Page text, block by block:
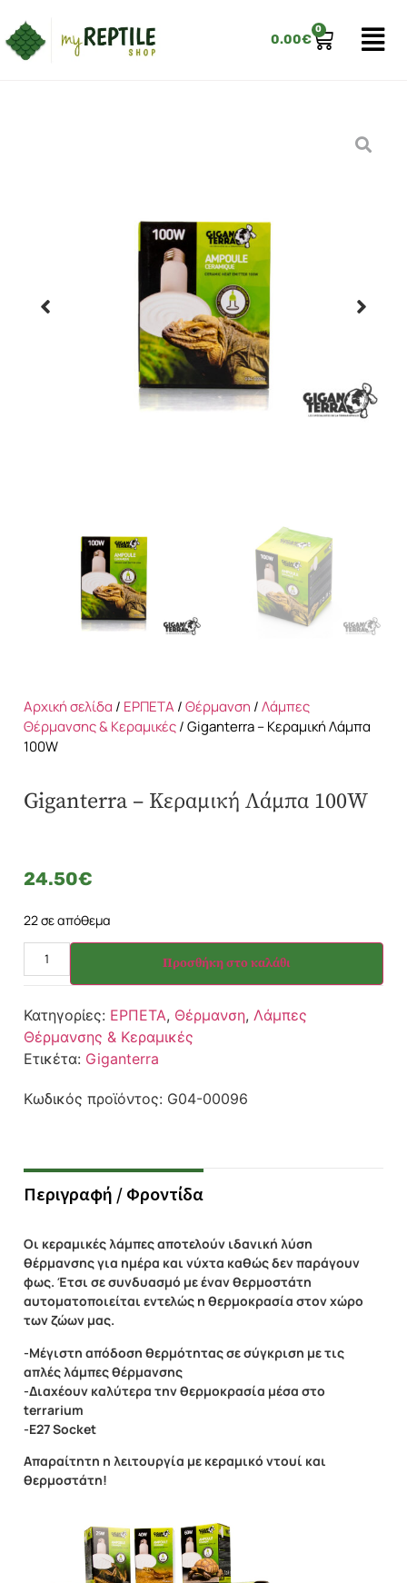
0.00€
0
Αρχική σελίδα / ΕΡΠΕΤΑ /Θέρμανση /Λάμπες
Θέρμανσης & Κεραμικές/ Giganterra – Κεραμική Λάμπα
100W
Giganterra – Κεραμική Λάμπα 100W
24.50€
22 σε απόθεμα
Προσθήκη στο καλάθι
Κατηγορίες: ΕΡΠΕΤΑ, Θέρμανση, Λάμπες
Θέρμανσης & Κεραμικές
Ετικέτα: Giganterra
Κωδικός προϊόντος: G04-00096
Περιγραφή / Φροντίδα
Οι κεραμικές λάμπες αποτελούν ιδανική λύση
θέρμανσης για ημέρα και νύχτα καθώς δεν παράγουν
φως. Έτσι σε συνδυασμό με έναν θερμοστάτη
αυτοματοποιείται εντελώς η θερμοκρασία στον χώρο
των ζώων μας.
-Μέγιστη απόδοση θερμότητας σε σύγκριση με τις
απλές λάμπες θέρμανσης
-Διαχέουν καλύτερα την θερμοκρασία μέσα στο
terrarium
-Ε27 Socket
Απαραίτητη η λειτουργία με κεραμικό ντουί και
θερμοστάτη!